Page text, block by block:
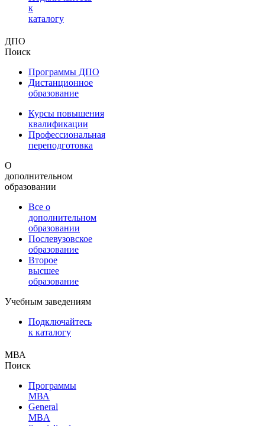
к
каталогу
ДПО
Поиск
Программы ДПО
Дистанционное
образование
Курсы повышения
квалификации
Профессиональная
переподготовка
О
дополнительном
образовании
Все о
дополнительном
образовании
Послевузовское
образование
Второе
высшее
образование
Учебным заведениям
Подключайтесь
к каталогу
МВА
Поиск
Программы
МВА
General
MBA